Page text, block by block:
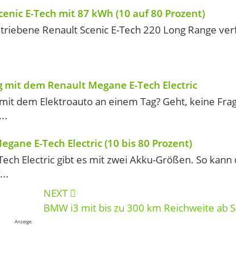
E-Tech mit 87 kWh (10 auf 80 Prozent)
Renault Scenic E-Tech 220 Long Range
mit dem Renault Megane E-Tech Electric
dem Elektroauto an einem Tag? Geht, keine
E-Tech Electric (10 bis 80 Prozent)
Electric gibt es mit zwei Akku-Größen. So kann
NEXT
BMW i3 mit bis zu 300 km Reichweite ab
Anzeige: